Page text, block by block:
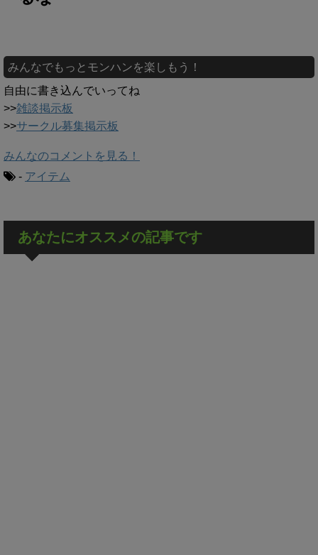
みんなでもっとモンハンを楽しもう！
自由に書き込んでいってね
>>雑談掲示板
>>サークル募集掲示板
みんなのコメントを見る！
- アイテム
あなたにオススメの記事です